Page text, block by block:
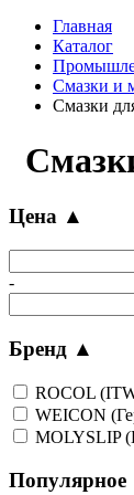
Главная
Каталог
Смазки и
Смазки
Цена ▲
-
Бренд ▲
ROCOL
WEICON
MOLYSLIP
Популярное